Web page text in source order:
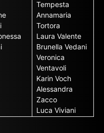
Tempesta
Annamaria
Tortora
Laura Valente
Brunella Vedani
Veronica
Ventavoli
Karin Voch
Alessandra
Zacco
Luca Viviani